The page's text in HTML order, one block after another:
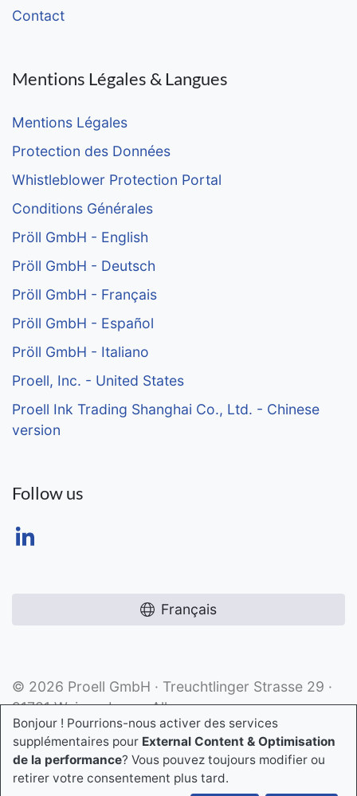
Contact
Mentions Légales & Langues
Mentions Légales
Protection des Données
Whistleblower Protection Portal
Conditions Générales
Pröll GmbH - English
Pröll GmbH - Deutsch
Pröll GmbH - Français
Pröll GmbH - Español
Pröll GmbH - Italiano
Proell, Inc. - United States
Proell Ink Trading Shanghai Co., Ltd. - Chinese
version
Follow us
Français
© 2026 Proell GmbH · Treuchtlinger Strasse 29 ·
91781 Weissenburg · Allemagne
Bonjour ! Pourrions-nous activer des services
supplémentaires pour External Content & Optimisation
de la performance? Vous pouvez toujours modifier ou
retirer votre consentement plus tard.